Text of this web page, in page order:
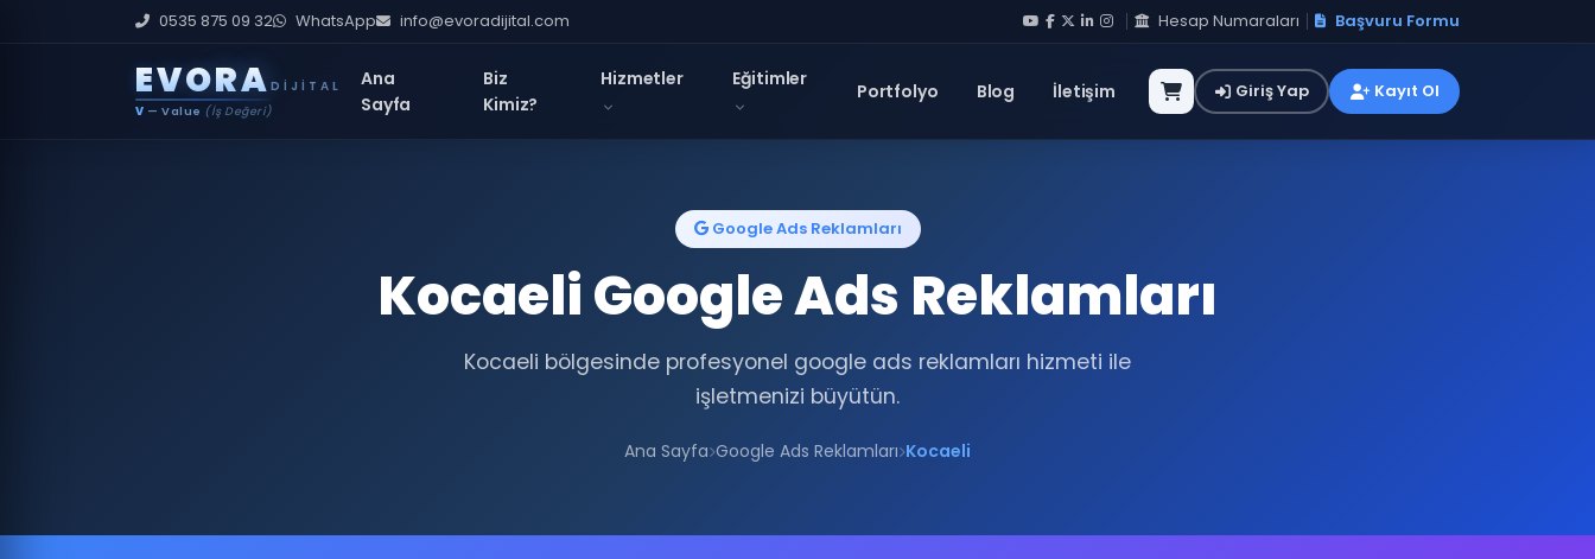
0535 875 09 32 WhatsApp info@evoradijital.com Hesap Numaraları Başvuru Formu
EVORA DIJITAL
V — Value (İş Değeri)
Ana
Sayfa
Biz
Kimiz?
Hizmetler Eğitimler
Portfolyo Blog İletişim Giriş Yap Kayıt Ol
Google Ads Reklamları
Kocaeli Google Ads Reklamları
Kocaeli bölgesinde profesyonel google ads reklamları hizmeti ile
işletmenizi büyütün.
Ana Sayfa Google Ads Reklamları Kocaeli